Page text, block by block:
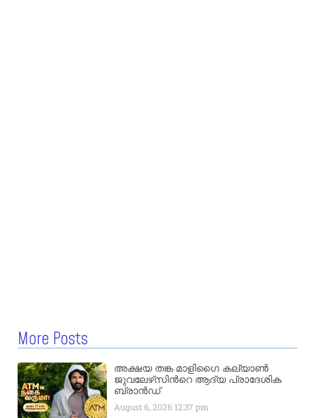
More Posts
അക്ഷയ തങ്ക മാളിഗൈ കല്യാണ്‍
ജുവലേഴ്‌സിന്‍റെ ആദ്യ പ്രാദേശിക
ബ്രാന്‍ഡ്
August 6, 2026 12:37 pm